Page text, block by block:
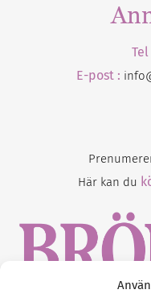
Tel
E-post :
Här kan du